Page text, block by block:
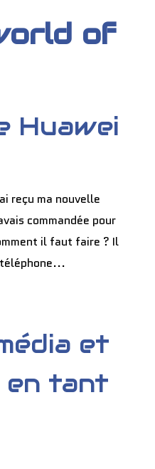
of
Huawei
reçu ma nouvelle
commandée pour
il faut faire ? Il
et
en tant